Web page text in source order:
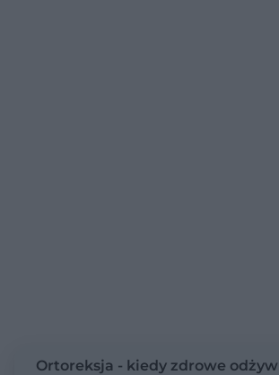
Ortoreksja - kiedy zdrowe